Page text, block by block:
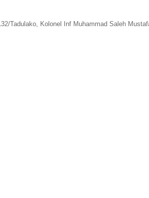
Tadulako, Kolonel Inf Muhammad Saleh